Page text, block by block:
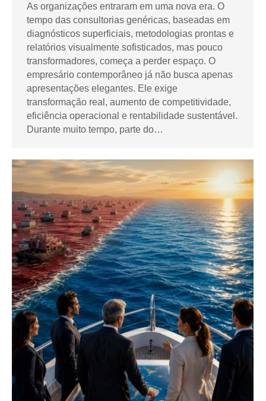
As organizações entraram em uma nova era. O
tempo das consultorias genéricas, baseadas em
diagnósticos superficiais, metodologias prontas e
relatórios visualmente sofisticados, mas pouco
transformadores, começa a perder espaço. O
empresário contemporâneo já não busca apenas
apresentações elegantes. Ele exige
transformação real, aumento de competitividade,
eficiência operacional e rentabilidade sustentável.
Durante muito tempo, parte do…